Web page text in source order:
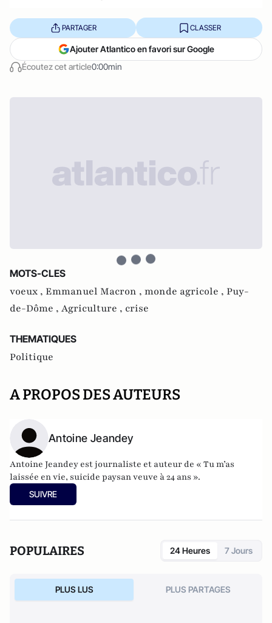
Écoutez cet article0:00min
PARTAGER CLASSER
Ajouter Atlantico en favori sur Google
MOTS-CLES
voeux , Emmanuel Macron , monde agricole , Puy-
de-Dôme , Agriculture , crise
THEMATIQUES
Politique
A PROPOS DES AUTEURS
Antoine Jeandey
Antoine Jeandey est journaliste et auteur de « Tu m’as
laissée en vie, suicide paysan veuve à 24 ans ».
SUIVRE
POPULAIRES 24 Heures 7 Jours
PLUS LUS PLUS PARTAGES